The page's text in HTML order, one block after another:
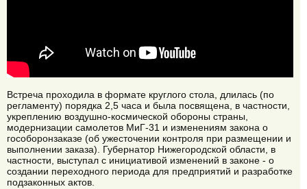
Встреча проходила в формате круглого стола, длилась (по
регламенту) порядка 2,5 часа и была посвящена, в частности,
укреплению воздушно-космической обороны страны,
модернизации самолетов МиГ-31 и изменениям закона о
гособоронзаказе (об ужесточении контроля при размещении и
выполнении заказа). Губернатор Нижегородской области, в
частности, выступал с инициативой изменений в законе - о
создании переходного периода для предприятий и разработке
подзаконных актов.